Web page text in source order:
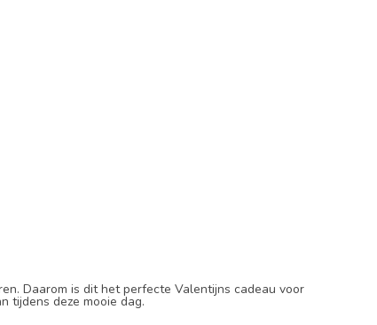
Daarom is dit het perfecte Valentijns cadeau voor
tijdens deze mooie dag.